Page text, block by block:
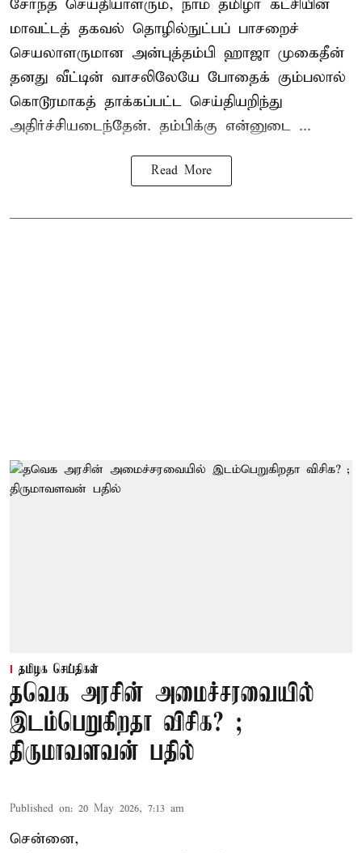
சேர்ந்த செய்தியாளரும், நாம் தமிழர் கட்சியின்
மாவட்டத் தகவல் தொழில்நுட்பப் பாசறைச்
செயலாளருமான அன்புத்தம்பி ஹாஜா முகைதீன்
தனது வீட்டின் வாசலிலேயே போதைக் கும்பலால்
கொடூரமாகத் தாக்கப்பட்ட செய்தியறிந்து
அதிர்ச்சியடைந்தேன். தம்பிக்கு என்னுடை ...
Read More
தமிழக செய்திகள்
தவெக அரசின் அமைச்சரவையில்
இடம்பெறுகிறதா விசிக? ;
திருமாவளவன் பதில்
Published on: 20 May 2026, 7:13 am
சென்னை,